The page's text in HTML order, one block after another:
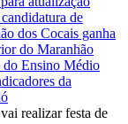
de
dos Cocais ganha
do Maranhão
do Ensino Médio
da
realizar festa de